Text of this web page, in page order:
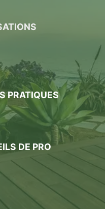
PRATIQUES
DE PRO